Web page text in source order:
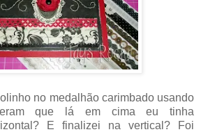
no medalhão carimbado usando
que lá em cima eu tinha
E finalizei na vertical? Foi